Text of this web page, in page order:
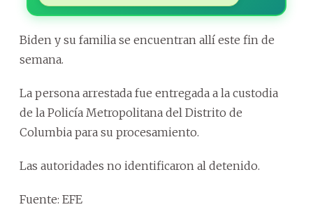
Biden y su familia se encuentran allí este fin de
semana.
La persona arrestada fue entregada a la custodia
de la Policía Metropolitana del Distrito de
Columbia para su procesamiento.
Las autoridades no identificaron al detenido.
Fuente: EFE